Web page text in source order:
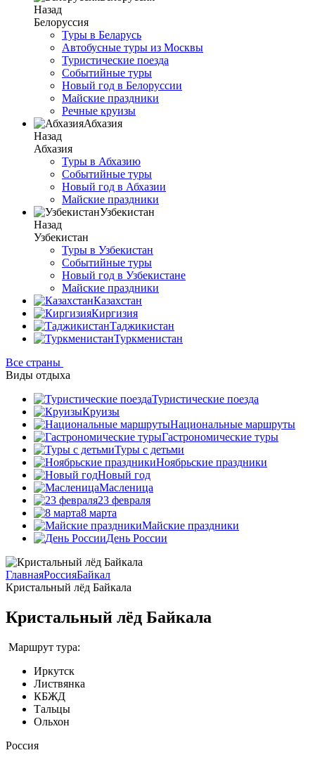
Назад
Белоруссия
Туры в Беларусь
Автобусные туры из Москвы
Туристические поезда
Событийные туры
Новый год в Белоруссии
Майские праздники
Речные круизы
Абхазия
Назад
Абхазия
Туры в Абхазию
Событийные туры
Новый год в Абхазии
Майские праздники
Узбекистан
Назад
Узбекистан
Туры в Узбекистан
Событийные туры
Новый год в Узбекистане
Майские праздники
Казахстан
Киргизия
Таджикистан
Туркменистан
Все страны
Виды отдыха
Туристические поезда
Круизы
Национальные маршруты
Гастрономические туры
Туры с детьми
Ноябрьские праздники
Новый год
Масленица
23 февраля
8 марта
Майские праздники
День России
ГлавнаяРоссияБайкал
Кристальный лёд Байкала
Кристальный лёд Байкала
Маршрут тура:
Иркутск
Листвянка
КБЖД
Тальцы
Ольхон
Россия